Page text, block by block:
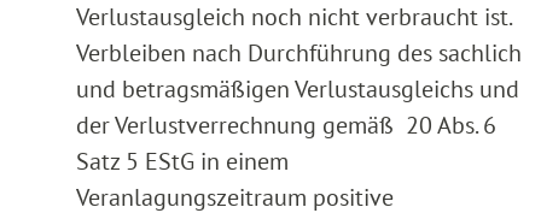
Verlustausgleich noch nicht verbraucht ist.
Verbleiben nach Durchführung des sachlich
und betragsmäßigen Verlustausgleichs und
der Verlustverrechnung gemäß 20 Abs. 6
Satz 5 EStG in einem
Veranlagungszeitraum positive